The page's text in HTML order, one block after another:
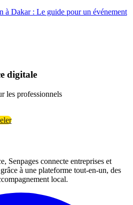
à Dakar : Le guide pour un événement
digitale
les professionnels
Senpages connecte entreprises et
à une plateforme tout-en-un, des
local.